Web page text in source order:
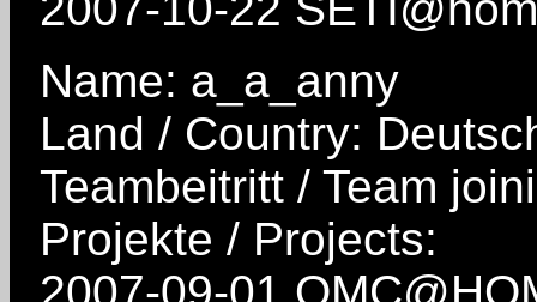
Name: a_a_anny
Land / Country:
Teambeitritt / Team
Projekte / Projects: